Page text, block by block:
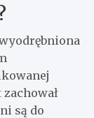
są do